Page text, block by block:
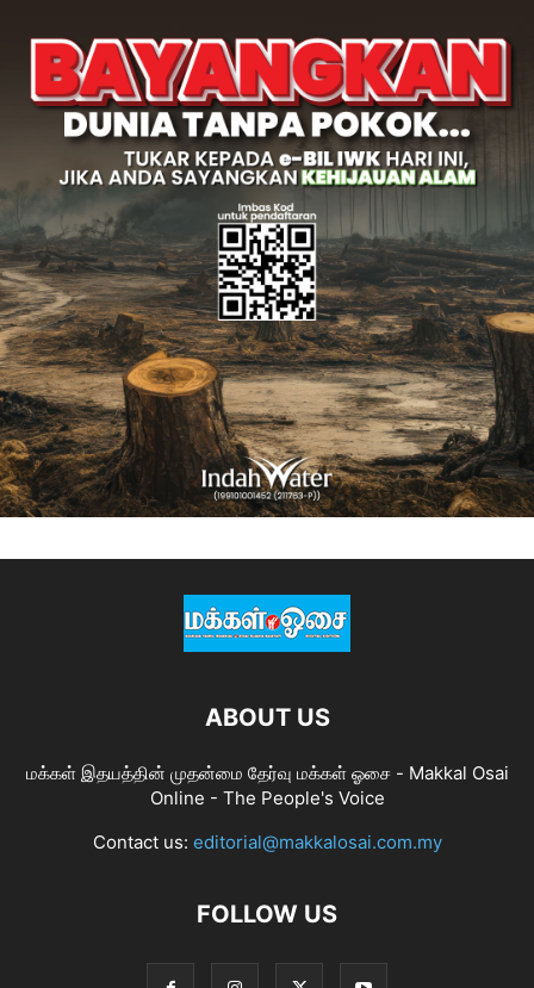
ABOUT US
மக்கள் இதயத்தின் முதன்மை தேர்வு மக்கள் ஓசை - Makkal Osai
Online - The People's Voice
Contact us: editorial@makkalosai.com.my
FOLLOW US